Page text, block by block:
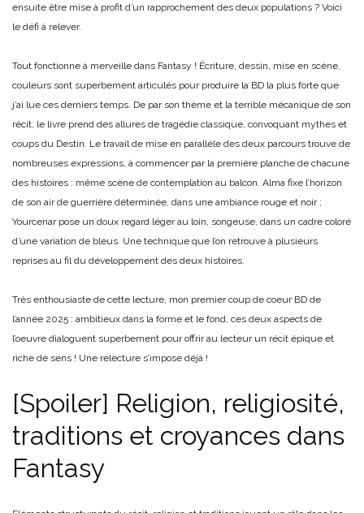
ensuite être mise à profit d’un rapprochement des deux populations ? Voici
le défi à relever.
Tout fonctionne à merveille dans Fantasy ! Écriture, dessin, mise en scène,
couleurs sont superbement articulés pour produire la BD la plus forte que
j’ai lue ces derniers temps. De par son thème et la terrible mécanique de son
récit, le livre prend des allures de tragédie classique, convoquant mythes et
coups du Destin. Le travail de mise en parallèle des deux parcours trouve de
nombreuses expressions, à commencer par la première planche de chacune
des histoires : même scène de contemplation au balcon. Alma fixe l’horizon
de son air de guerrière déterminée, dans une ambiance rouge et noir ;
Yourcenar pose un doux regard léger au loin, songeuse, dans un cadre coloré
d’une variation de bleus. Une technique que l’on retrouve à plusieurs
reprises au fil du développement des deux histoires.
Très enthousiaste de cette lecture, mon premier coup de coeur BD de
l’année 2025 : ambitieux dans la forme et le fond, ces deux aspects de
l’oeuvre dialoguent superbement pour offrir au lecteur un récit épique et
riche de sens ! Une relecture s’impose déjà !
[Spoiler] Religion, religiosité,
traditions et croyances dans
Fantasy